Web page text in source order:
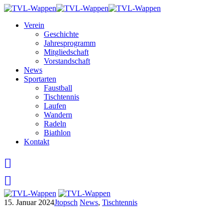
Skip
contentVerein
Geschichte
Jahresprogramm
Mitgliedschaft
Vorstandschaft
News
Sportarten
Faustball
Tischtennis
Laufen
Wandern
Radeln
Biathlon
Kontakt
15. Januar 2024Jtopsch News, Tischtennis